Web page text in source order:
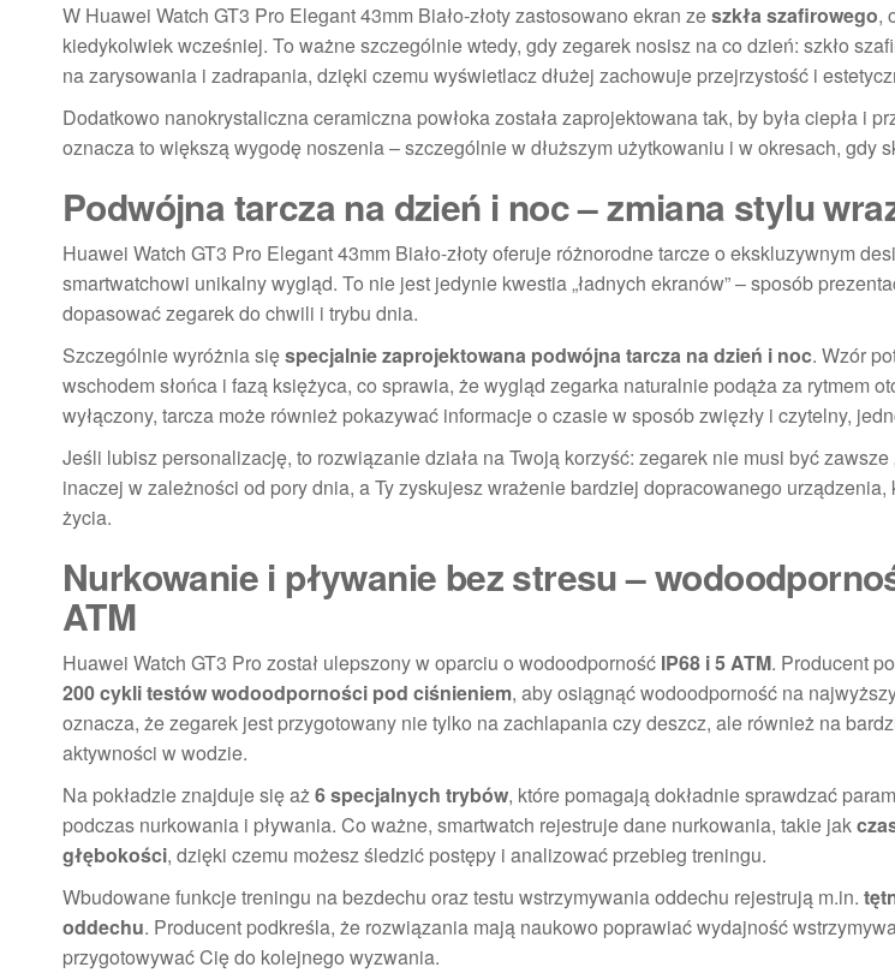
W Huawei Watch GT3 Pro Elegant 43mm Biało-złoty zastosowano ekran zeszkła szafirowego,
kiedykolwiek wcześniej. To ważne szczególnie wtedy, gdy zegarek nosisz na co dzień: szkło
na zarysowania i zadrapania, dzięki czemu wyświetlacz dłużej zachowuje przejrzystość i
Dodatkowo nanokrystaliczna ceramiczna powłoka została zaprojektowana tak, by była ciepła i
oznacza to większą wygodę noszenia – szczególnie w dłuższym użytkowaniu i w okresach, gdy
Podwójna tarcza na dzień i noc – zmiana stylu
Huawei Watch GT3 Pro Elegant 43mm Biało-złoty oferuje różnorodne tarcze o ekskluzywnym
smartwatchowi unikalny wygląd. To nie jest jedynie kwestia „ładnych ekranów” – sposób
dopasować zegarek do chwili i trybu dnia.
Szczególnie wyróżnia sięspecjalnie zaprojektowana podwójna tarcza na dzień i noc. Wzór
wschodem słońca i fazą księżyca, co sprawia, że wygląd zegarka naturalnie podąża za rytmem
wyłączony, tarcza może również pokazywać informacje o czasie w sposób zwięzły i czytelny,
Jeśli lubisz personalizację, to rozwiązanie działa na Twoją korzyść: zegarek nie musi być zawsze
inaczej w zależności od pory dnia, a Ty zyskujesz wrażenie bardziej dopracowanego urządzenia,
życia.
Nurkowanie i pływanie bez stresu –
ATM
Huawei Watch GT3 Pro został ulepszony w oparciu o wodoodporność IP68 i 5 ATM. Producent
200 cykli testów wodoodporności pod ciśnieniem, aby osiągnąć wodoodporność na
oznacza, że zegarek jest przygotowany nie tylko na zachlapania czy deszcz, ale również na
aktywności w wodzie.
Na pokładzie znajduje się aż6 specjalnych trybów, które pomagają dokładnie sprawdzać
podczas nurkowania i pływania. Co ważne, smartwatch rejestruje dane nurkowania, takie jak
głębokości, dzięki czemu możesz śledzić postępy i analizować przebieg treningu.
Wbudowane funkcje treningu na bezdechu oraz testu wstrzymywania oddechu rejestrują m.in.
oddechu. Producent podkreśla, że rozwiązania mają naukowo poprawiać wydajność
przygotowywać Cię do kolejnego wyzwania.